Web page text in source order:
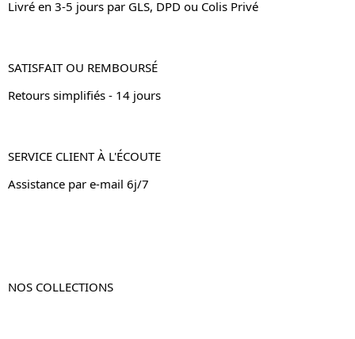
Livré en 3-5 jours par GLS, DPD ou Colis Privé
SATISFAIT OU REMBOURSÉ
Retours simplifiés - 14 jours
SERVICE CLIENT À L'ÉCOUTE
Assistance par e-mail 6j/7
NOS COLLECTIONS